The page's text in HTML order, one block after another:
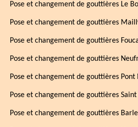
Pose et changement de gouttières Le
Pose et changement de gouttières
Pose et changement de gouttières
Pose et changement de gouttières
Pose et changement de gouttières Pont
Pose et changement de gouttières
Pose et changement de gouttières